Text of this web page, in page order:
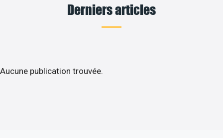
Derniers articles
Aucune publication trouvée.